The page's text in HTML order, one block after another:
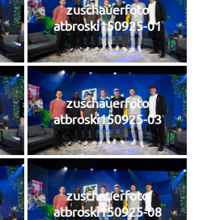
zuschauerfoto
atbroski150925-01
zuschauerfoto
atbroski150925-03
zuschauerfoto
atbroski150925-08